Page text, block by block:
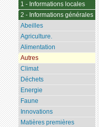
1 - Informations locales
2 - Informations générales
Abeilles
Agriculture.
Alimentation
Autres
Climat
Déchets
Energie
Faune
Innovations
Matières premières